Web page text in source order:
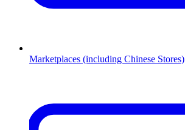
Marketplaces (including Chinese Stores)